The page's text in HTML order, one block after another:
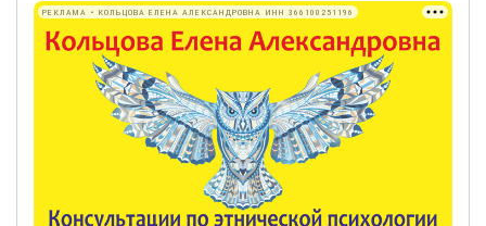
РЕКЛАМА • КОЛЬЦОВА ЕЛЕНА АЛЕКСАНДРОВНА ИНН 366100251196